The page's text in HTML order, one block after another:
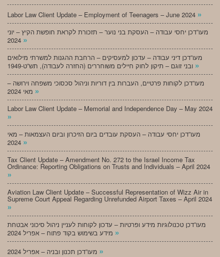
Labor Law Client Update – Employment of Teenagers – June 2024 »
מעו”דכן יחסי עבודה – העסקת בני נוער – תזכורת לקראת חופשת הקיץ – יוני
»
מעו”דכן דיני עבודה – עדכון למעסיקים – הרחבת ההגנות למשרתי מילואים
»
מעו”דכן לקוחות פרטיים, העברות בין דוריות וניהול סכסוכי משפחה וירושה –
»
Labor Law Client Update – Memorial and Independence Day – May 2024
»
מעו”דכן יחסי עבודה – העסקת עובדים ביום הזיכרון וביום העצמאות – מאי
»
Tax Client Update – Amendment No. 272 to the Israel Income Tax
Ordinance: Reporting Obligations on Trusts and Individuals – April 2024
»
Aviation Law Client Update – Successful Representation of Wizz Air in
Supreme Court Appeal Regarding Unrefunded Airport Taxes – April 2024
»
מעו”דכן טכנולוגיות מידע ופרטיות – עדכון לקוחות לעניין ניהול סיכוני אבטחת
»
»